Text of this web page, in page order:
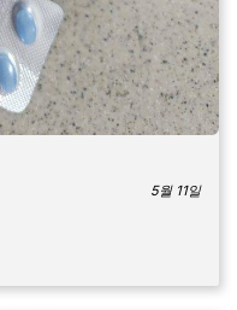
5월 11일